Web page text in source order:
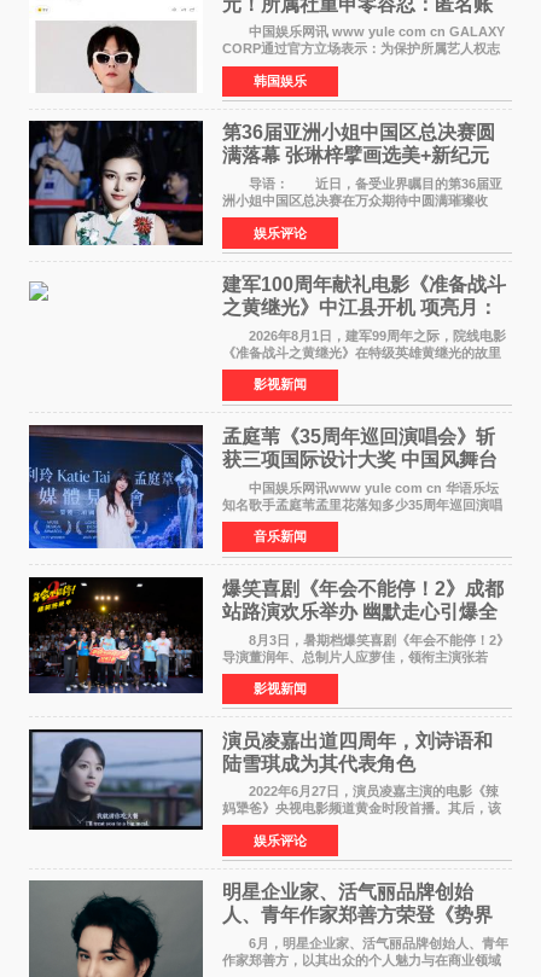
号也难逃刑责
中国娱乐网讯 www yule com cn GALAXY
CORP通过官方立场表示：为保护所属艺人权志
龙的名誉和权益，将持续对网络上发生的名誉损
害、散布虚假事实、侮辱、恶意诽谤等行为采取
法律应对措施。
韩国娱乐
第36届亚洲小姐中国区总决赛圆
满落幕 张琳梓擘画选美+新纪元
导语： 近日，备受业界瞩目的第36届亚
洲小姐中国区总决赛在万众期待中圆满璀璨收
官。整场盛典汇聚万千芳华，不仅完成了新一届
美丽代言人的加冕选拔，更在行业发展层面带来
颠覆性突破。活动
娱乐评论
建军100周年献礼电影《准备战斗
之黄继光》中江县开机 项亮月：
以光影为笔，书写英雄赞歌
2026年8月1日，建军99周年之际，院线电影
《准备战斗之黄继光》在特级英雄黄继光的故里
——四川省德阳市中江县黄继光出生地正式开
机。本片出品人、总制片人项亮月主持开机仪
式，&zwnj;特级英雄
影视新闻
孟庭苇《35周年巡回演唱会》斩
获三项国际设计大奖 中国风舞台
美学获全球认可
中国娱乐网讯www yule com cn 华语乐坛
知名歌手孟庭苇孟里花落知多少35周年巡回演唱
会再传喜讯。该演唱会先后荣获美国MUSE
Creative Awards白金奖（Platinum Winner）、
英国London Design
音乐新闻
爆笑喜剧《年会不能停！2》成都
站路演欢乐举办 幽默走心引爆全
场共鸣
8月3日，暑期档爆笑喜剧《年会不能停！2》
导演董润年、总制片人应萝佳，领衔主演张若
昀、白客，惊喜出演庄达菲，特别主演孙艺洲，
特别出演田雨，友情出演欧阳奋强出席成都路
演，与观众近距离互
影视新闻
演员凌嘉出道四周年，刘诗语和
陆雪琪成为其代表角色
2022年6月27日，演员凌嘉主演的电影《辣
妈犟爸》央视电影频道黄金时段首播。其后，该
电影在央视电影频道多次复播（2022年8月10
日，2022年9月30日，2023年7月17日，2025年7
月14日）。除了多次复
娱乐评论
明星企业家、活气丽品牌创始
人、青年作家郑善方荣登《势界
POWERCIRCLES》6月刊
6月，明星企业家、活气丽品牌创始人、青年
作家郑善方，以其出众的个人魅力与在商业领域